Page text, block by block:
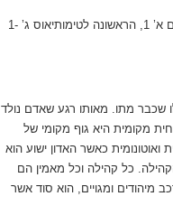
מעשי השליחים ו’ 1-8, יד’ 23, כ’ 17-38, הראשונה אל הקורינתים יב’ 4-11, פיליפים א’ 1, הראשונה לטימותיאוס ג’ 1-
שכבר מתו. מאותו רגע שאדם נולד
מקומית היא גוף מקומי של
כאשר האדון ישוע הוא
כל קהילה וכל מאמין הם
ומגויים, הוא סוד אשר